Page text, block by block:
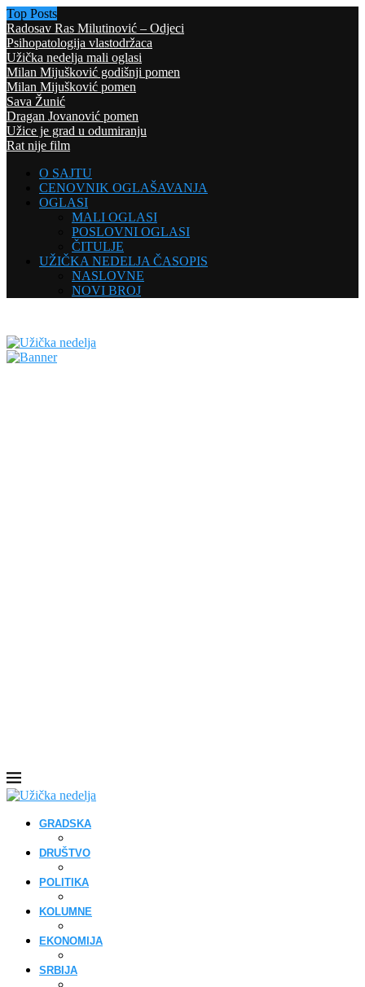
Top Posts
Radosav Ras Milutinović – Odjeci
Psihopatologija vlastodržaca
Užička nedelja mali oglasi
Milan Mijušković godišnji pomen
Milan Mijušković pomen
Sava Žunić
Dragan Jovanović pomen
Užice je grad u odumiranju
Rat nije film
O SAJTU
CENOVNIK OGLAŠAVANJA
OGLASI
MALI OGLASI
POSLOVNI OGLASI
ČITULJE
UŽIČKA NEDELJA ČASOPIS
NASLOVNE
NOVI BROJ
GRADSKA
DRUŠTVO
POLITIKA
KOLUMNE
EKONOMIJA
SRBIJA